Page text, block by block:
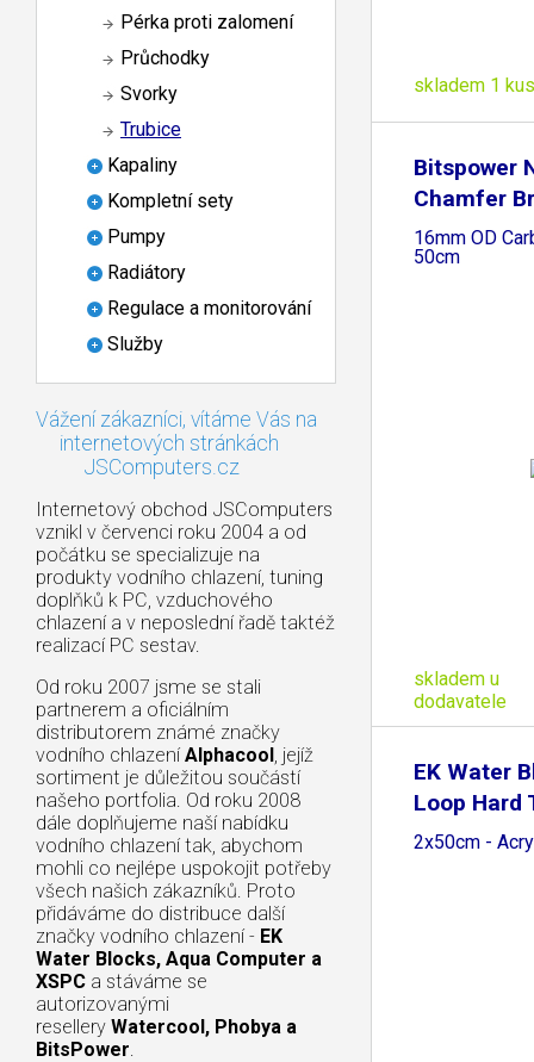
Pérka proti zalomení
Průchodky
Svorky
Trubice
Kapaliny
Kompletní sety
Pumpy
Radiátory
Regulace a monitorování
Služby
Vážení zákazníci, vítáme Vás na
internetových stránkách
JSComputers.cz
Internetový obchod JSComputers
vznikl v červenci roku 2004 a od
počátku se specializuje na
produkty vodního chlazení, tuning
doplňků k PC, vzduchového
chlazení a v neposlední řadě taktéž
realizací PC sestav.
Od roku 2007 jsme se stali
partnerem a oficiálním
distributorem známé značky
vodního chlazení Alphacool, jejíž
sortiment je důležitou součástí
našeho portfolia. Od roku 2008
dále doplňujeme naší nabídku
vodního chlazení tak, abychom
mohli co nejlépe uspokojit potřeby
všech našich zákazníků. Proto
přidáváme do distribuce další
značky vodního chlazení - EK
Water Blocks, Aqua Computer a
XSPC a stáváme se
autorizovanými
resellery Watercool, Phobya a
BitsPower.
skladem 1 kus
Bitspower
Chamfer
Tubing
16mm OD
50cm
skladem u
dodavatele
EK Water
Loop Hard
2x50cm -